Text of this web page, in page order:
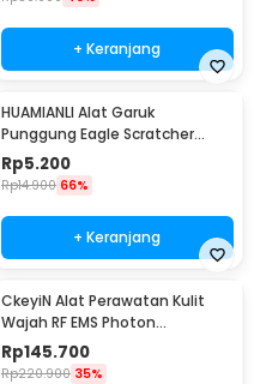
+ Keranjang
HUAMIANLI Alat Garuk
Punggung Eagle Scratcher
Stainless Steel - B01ER
Rp5.200
Rp14.900 66%
+ Keranjang
CkeyiN Alat Perawatan Kulit
Wajah RF EMS Photon
Rejuvenation - 9902
Rp145.700
Rp220.900 35%